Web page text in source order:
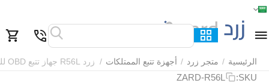
الرئيسية / متجر زرد / أجهزة تتبع الممتلكات / زرد R56L جهاز تتبع OBD للمركبات
SKU:
ZARD-R56L
الرئيسية القائمة بحث السلة قائمة المفضلة